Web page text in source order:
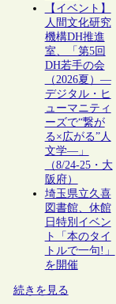
【イベント】
人間文化研究
機構DH推進
室、「第5回
DH若手の会
（2026夏）―
デジタル・ヒ
ューマニティ
ーズで“繋が
る×広がる”人
文学―」
（8/24-25・大
阪府）
埼玉県立久喜
図書館、休館
日特別イベン
ト「本のタイ
トルで一句!」
を開催
続きを見る